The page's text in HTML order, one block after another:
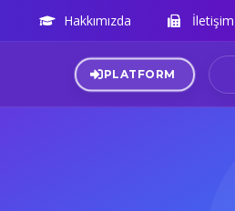
Hakkımızda İletişim
PLATFORM